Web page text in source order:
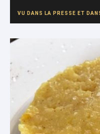
VU DANS LA PRESSE ET